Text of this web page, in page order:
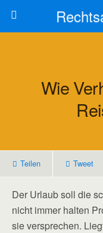
Wie
Teilen Tweet
Der Urlaub soll die
nicht immer halten
sie versprechen.